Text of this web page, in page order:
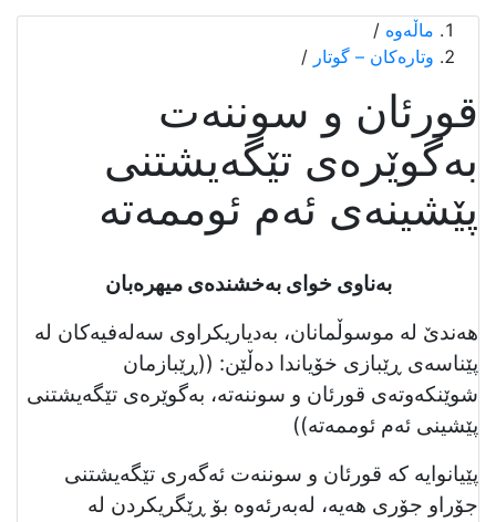
ماڵەوە /
وتارەکان – گوتار /
قورئان و سوننەت
بەگوێرەی تێگەيشتنی
پێشینەی ئەم ئوممەتە
بەناوی خوای بەخشندەی میهرەبان
هەندێ لە موسوڵمانان، بەدیاریکراوی سەلەفیەکان لە
پێناسەی ڕێبازی خۆیاندا دەڵێن: ((ڕێبازمان
شوێنکەوتەی قورئان و سوننەتە، بەگوێرەی تێگەیشتنی
پێشینی ئەم ئوممەتە))
پێیانوایە كە قورئان و سوننەت ئەگەری تێگەيشتنی
جۆراو جۆری هەیە، لەبەرئەوە بۆ ڕێگریکردن لە